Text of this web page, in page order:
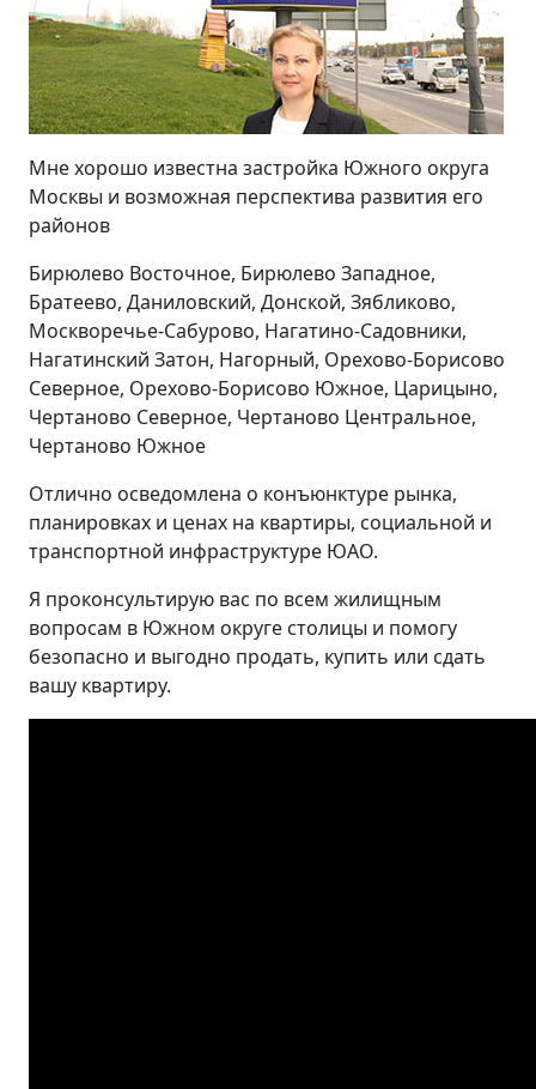
Мне хорошо известна застройка Южного округа
Москвы и возможная перспектива развития его
районов
Бирюлево Восточное, Бирюлево Западное,
Братеево, Даниловский, Донской, Зябликово,
Москворечье-Сабурово, Нагатино-Садовники,
Нагатинский Затон, Нагорный, Орехово-Борисово
Северное, Орехово-Борисово Южное, Царицыно,
Чертаново Северное, Чертаново Центральное,
Чертаново Южное
Отлично осведомлена о конъюнктуре рынка,
планировках и ценах на квартиры, социальной и
транспортной инфраструктуре ЮАО.
Я проконсультирую вас по всем жилищным
вопросам в Южном округе столицы и помогу
безопасно и выгодно продать, купить или сдать
вашу квартиру.